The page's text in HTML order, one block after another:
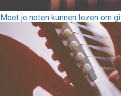
Moet je noten kunnen lezen om